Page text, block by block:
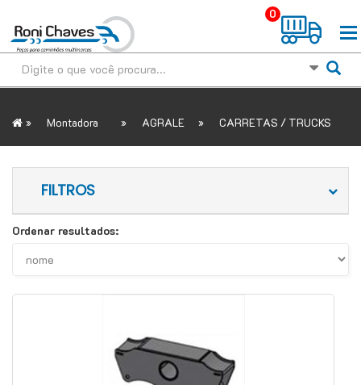
0
» Montadora » AGRALE » CARRETAS / TRUCKS
FILTROS
Ordenar resultados: